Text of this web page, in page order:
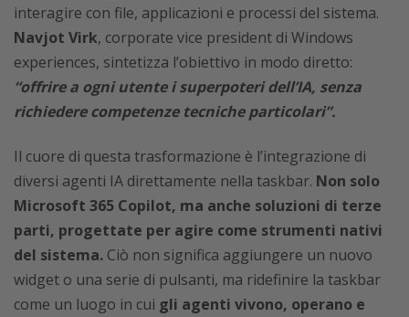
interagire con file, applicazioni e processi del sistema.
Navjot Virk, corporate vice president di Windows
experiences, sintetizza l’obiettivo in modo diretto:
“offrire a ogni utente i superpoteri dell’IA, senza
richiedere competenze tecniche particolari”.
Il cuore di questa trasformazione è l’integrazione di
diversi agenti IA direttamente nella taskbar. Non solo
Microsoft 365 Copilot, ma anche soluzioni di terze
parti, progettate per agire come strumenti nativi
del sistema. Ciò non significa aggiungere un nuovo
widget o una serie di pulsanti, ma ridefinire la taskbar
come un luogo in cui gli agenti vivono, operano e